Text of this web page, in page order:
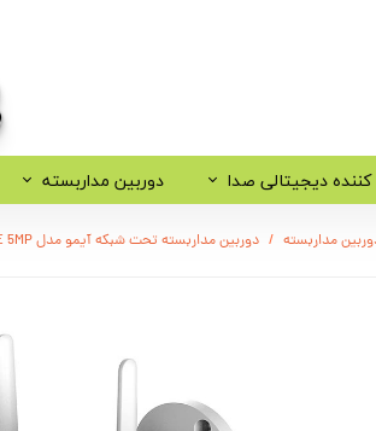
دیجیتالی صدا دوربین مداربسته
مداربسته دوربین مداربسته تحت شبکه آیمو مدل Bullet 2E 5MP